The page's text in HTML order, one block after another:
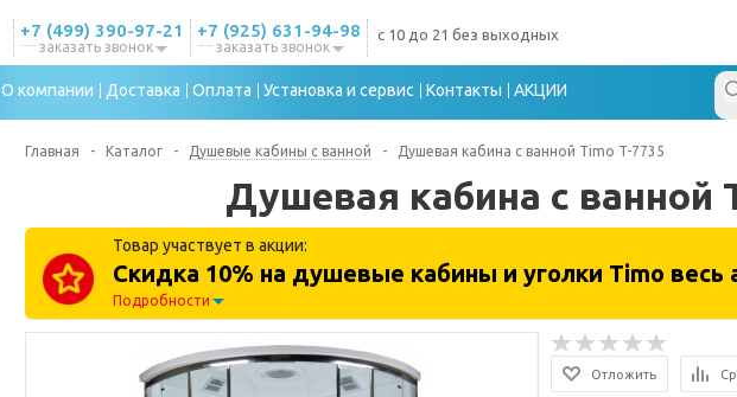
+7 (499) 390-97-21
заказать звонок
+7 (925) 631-94-98
заказать звонок
с 10 до 21 без выходных
О компании Доставка Оплата Установка и сервис Контакты АКЦИИ
Главная - Каталог - Душевые кабины с ванной - Душевая кабина с ванной Timo T-7735
Душевая кабина с ванной
Товар участвует в акции:
Скидка 10% на душевые кабины и уголки Timo весь
Подробности
Отложить